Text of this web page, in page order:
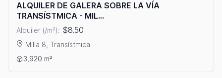
ALQUILER DE GALERA SOBRE LA VÍA
TRANSÍSTMICA - MIL...
Alquiler (/m²): $8.50
Milla 8, Transístmica
Ver detalles: ALQUILER DE GALERA SOBRE LA VÍA
3,920 m²